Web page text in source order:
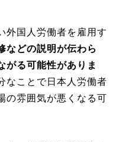
外国人労働者を雇用す
などの説明が伝わら
がる可能性がありま
なことで日本人労働者
の雰囲気が悪くなる可